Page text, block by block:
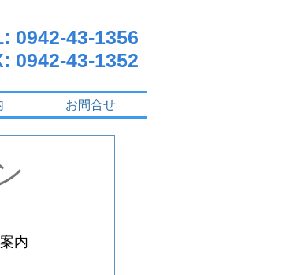
0942-43-1356
0942-43-1352
お問合せ
内